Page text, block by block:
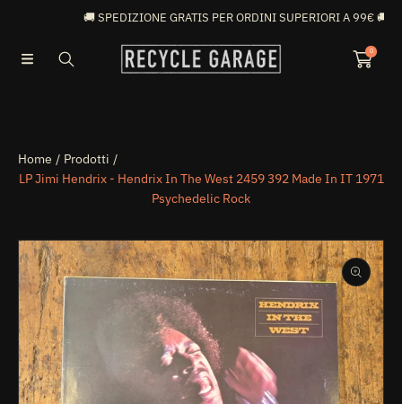
VAI DIRETTAMENTE AI CONTENUTI
🚚 SPEDIZIONE GRATIS PER ORDINI SUPERIORI A 99€ 🚚
0
Home
Prodotti
LP Jimi Hendrix - Hendrix In The West 2459 392 Made In IT 1971
Psychedelic Rock
PASSA ALLE INFORMAZIONI SUL PRODOTTO